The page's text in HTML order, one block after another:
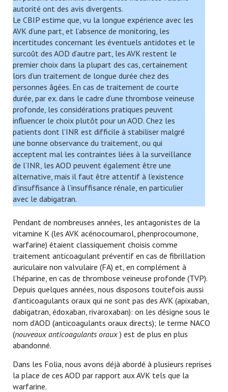
autorité ont des avis divergents.
Le CBIP estime que, vu la longue expérience avec les
AVK d’une part, et l’absence de monitoring, les
incertitudes concernant les éventuels antidotes et le
surcoût des AOD d’autre part, les AVK restent le
premier choix dans la plupart des cas, certainement
lors d’un traitement de longue durée chez des
personnes âgées. En cas de traitement de courte
durée, par ex. dans le cadre d’une thrombose veineuse
profonde, les considérations pratiques peuvent
influencer le choix plutôt pour un AOD. Chez les
patients dont l’INR est difficile à stabiliser malgré
une bonne observance du traitement, ou qui
acceptent mal les contraintes liées à la surveillance
de l’INR, les AOD peuvent également être une
alternative, mais il faut être attentif à l’existence
d’insuffisance à l’insuffisance rénale, en particulier
avec le dabigatran.
Pendant de nombreuses années, les antagonistes de la
vitamine K (les AVK acénocoumarol, phenprocoumone,
warfarine) étaient classiquement choisis comme
traitement anticoagulant préventif en cas de fibrillation
auriculaire non valvulaire (FA) et, en complément à
l’héparine, en cas de thrombose veineuse profonde (TVP).
Depuis quelques années, nous disposons toutefois aussi
d’anticoagulants oraux qui ne sont pas des AVK (apixaban,
dabigatran, édoxaban, rivaroxaban): on les désigne sous le
nom d’AOD (anticoagulants oraux directs); le terme NACO
(nouveaux anticoagulants oraux) est de plus en plus
abandonné.
Dans les Folia, nous avons déjà abordé à plusieurs reprises
la place de ces AOD par rapport aux AVK tels que la
warfarine.